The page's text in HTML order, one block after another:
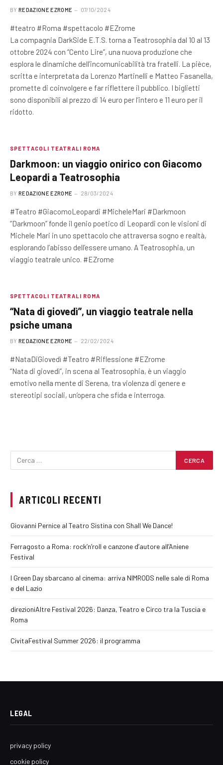
BY REDAZIONE EZROME 07/10/2024
#teatro #Roma #spettacolo #EZrome
La compagnia DarkSide E.T.S. torna a Teatrosophia dal 10 al 13
ottobre 2024 con “Cento Lire”, una nuova produzione che
esplora le dinamiche dell’incomunicabilità tra fratelli. La pièce,
scritta e interpretata da Lorenzo Martinelli e Matteo Fasanella,
promette di coinvolgere e far riflettere il pubblico. I biglietti
sono disponibili al prezzo di 14 euro per l’intero e 11 euro per il
ridotto.
SPETTACOLI TEATRALI ROMA
Darkmoon: un viaggio onirico con Giacomo
Leopardi a Teatrosophia
BY REDAZIONE EZROME 28/03/2024
#Teatro #GiacomoLeopardi #MicheleMari #Darkmoon
“Darkmoon” fonde il genio poetico di Leopardi con le visioni di
Michele Mari in uno spettacolo che attraversa sogno e realtà,
esplorando l’abisso dell’essere umano. A Teatrosophia, un
viaggio teatrale unico. #EZrome
SPETTACOLI TEATRALI ROMA
“Nata di giovedì”, un viaggio teatrale nella
psiche umana
BY REDAZIONE EZROME 22/02/2024
#NataDiGiovedì #Teatro #Riflessione #EZrome
“Nata di giovedì”, in scena al Teatrosophia, è un viaggio
emotivo nella mente di Serena, tra violenza di genere e
stereotipi sociali, un’opera che sfida e interroga.
ARTICOLI RECENTI
Giovanni Pernice al Teatro Sistina con Shall We Dance!
Ferragosto a Roma: rock’n’roll e canzone d’autore all’Aniene
Festival
I Green Day sbarcano al cinema: arriva NIMRODS nelle sale di Roma
e del Lazio
direzioniAltre Festival 2026: Danza, Teatro e Circo tra la Tuscia e
Roma
CivitaFestival Summer 2026: il programma
LEGAL
privacy policy
cookie policy